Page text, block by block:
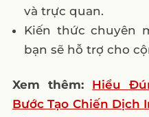
và trực quan.
Kiến thức chuyên
bạn sẽ hỗ trợ cho
Xem thêm: Hiểu
Bước Tạo Chiến Dịch